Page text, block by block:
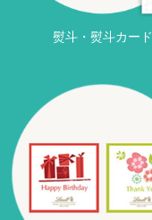
熨斗・熨斗カード